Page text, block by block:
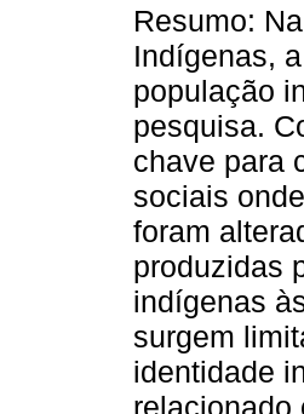
Resumo:
Indígenas,
população
pesquisa.
chave para
sociais
foram
produzidas
indígenas
surgem
identidade
relacionado